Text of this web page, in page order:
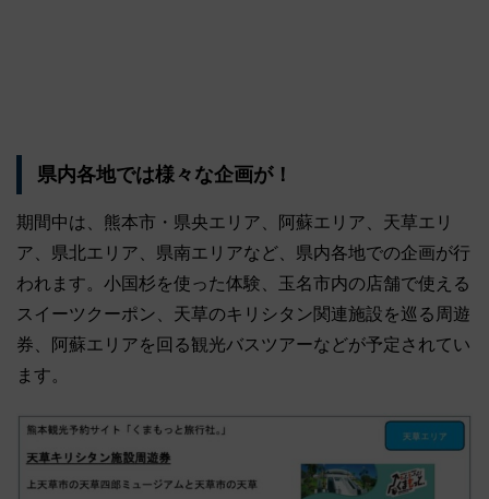
県内各地では様々な企画が！
期間中は、熊本市・県央エリア、阿蘇エリア、天草エリ
ア、県北エリア、県南エリアなど、県内各地での企画が行
われます。小国杉を使った体験、玉名市内の店舗で使える
スイーツクーポン、天草のキリシタン関連施設を巡る周遊
券、阿蘇エリアを回る観光バスツアーなどが予定されてい
ます。